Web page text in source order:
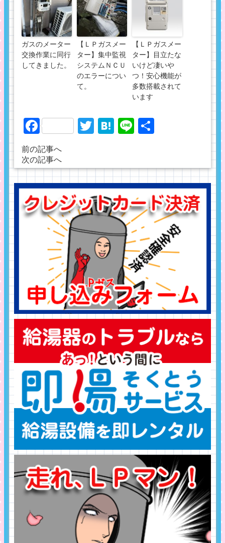
ガスのメーター
交換作業に同行
してきました。
【ＬＰガスメー
ター】集中監視
システムＮＣＵ
のエラーについ
て。
【ＬＰガスメー
ター】目立たな
いけど凄いや
つ！安心機能が
多数搭載されて
います
FacebookTwitter
Hatena
Line
前の記事へ
次の記事へ